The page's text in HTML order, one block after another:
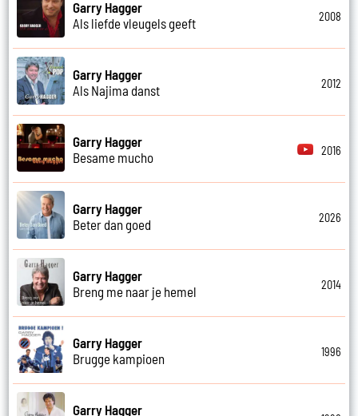
Garry Hagger
Als liefde vleugels geeft
2008
Garry Hagger
Als Najima danst
2012
Garry Hagger
Besame mucho
2016
Garry Hagger
Beter dan goed
2026
Garry Hagger
Breng me naar je hemel
2014
Garry Hagger
Brugge kampioen
1996
Garry Hagger